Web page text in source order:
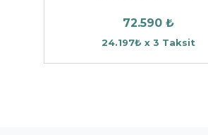
72.590 ₺
24.197₺ x 3 Taksit